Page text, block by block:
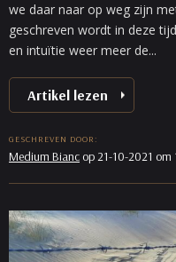
we daar naar op weg zijn
geschreven wordt in deze
en intuïtie weer meer de...
Artikel lezen
GESCHREVEN DOOR:
Medium Bianc op 21-10-2021 om